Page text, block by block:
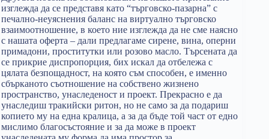
изглежда да се представя като “търговско-пазарна” с
печално-неуяснения баланс на виртуално търговско
взаимоотношение, в което ние изглежда да не сме наясно
с нашата оферта – дали предлагаме сирене, вина, оперни
примадони, проститутки или розово масло. Търсената да
се прикрие диспропорция, бих искал да отбележа с
цялата безпощадност, на която съм способен, е именно
сбърканото съотношение на собствено жизнено
пространство, унаследеност и проект. Прекрасно е да
унаследиш тракийски ритон, но не само за да подариш
копието му на една кралица, а за да бъде той част от едно
мислимо благосъстояние и за да може в проект